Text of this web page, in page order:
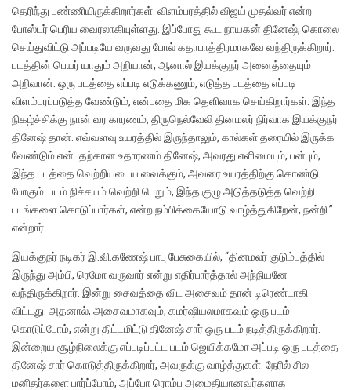
தெரிந்து பண்ணியிருக்கிறார்கள். விளம்பரத்தில் விஜய் முதல்வர் என்ற
போஸ்டர் பெரிய வைரலாகியுள்ளது. இப்போது கூட நாயகன் தினேஷ், கொலை
செய்துவிட்டு அப்படியே வருவது போல் கதாபாத்திரமாகவே வந்திருக்கிறார்.
படத்தின் பெயர் யாதும் அறியான், ஆனால் இயக்குநர் அனைத்தையும்
அறிவான். ஒரு படத்தை எப்படி எடுக்கணும், எடுத்த படத்தை எப்படி
விளம்பரப்படுத்த வேண்டும், என்பதை மிக தெளிவாக செய்கிறார்கள். இந்த
நிகழ்ச்சிக்கு நான் வர காரணம், திருநெல்வேலி தினமலர் நிர்வாக இயக்குநர்
தினேஷ் தான். எவ்வளவு உயரத்தில் இருந்தாலும், கால்கள் தரையில் இருக்க
வேண்டும் என்பதற்கான உதாரணம் தினேஷ், அவரது எளிமையும், பன்பும்,
இந்த படத்தை வெற்றியடைய வைக்கும், அவரை உயரத்திற்கு கொண்டு
போகும். படம் நிச்சயம் வெற்றி பெறும், இந்த குழு அடுத்தடுத்த வெற்றி
படங்களை கொடுப்பார்கள், என்ற நம்பிக்கையோடு வாழ்த்துகிறேன், நன்றி.”
என்றார்.
இயக்குநர் நடிகர் இ.வி.கணேஷ் பாபு பேசுகையில், “தினமலர் குடும்பத்தில்
இருந்து அம்பி, ரெமோ வருவார் என்று எதிர்பார்த்தால் அந்நியனே
வந்திருக்கிறார். இன்று சைவத்தை விட அசைவம் தான் டிரெண்டாகி
விட்டது. அதனால், அசைவமாகவும், கமர்ஷியலமாகவும் ஒரு படம்
கொடுப்போம், என்று திட்டமிட்டு தினேஷ் சார் ஒரு படம் நடித்திருக்கிறார்.
இன்றைய சூழ்நிலைக்கு எப்படிப்பட்ட படம் ஜெயிக்கமோ அப்படி ஒரு படத்தை
தினேஷ் சார் கொடுத்திருக்கிறார், அவருக்கு வாழ்த்துகள். நேரில் சில
மனிதர்களை பார்ப்போம், அப்போ ரொம்ப அமைதியானவர்களாக